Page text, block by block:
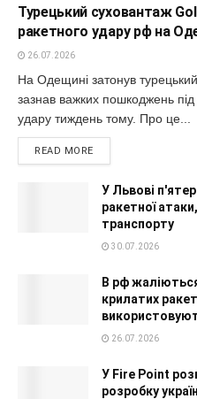
Турецький суховантаж
ракетного удару рф на
26.07.2026
На Одещині затонув
зазнав важких пошкоджень під
удару тиждень тому. Про це...
READ MORE
У Львові
ракетної
транспорту
30.07.2026
В рф
крилатих
26.07.2026
У Fire Point
розробку